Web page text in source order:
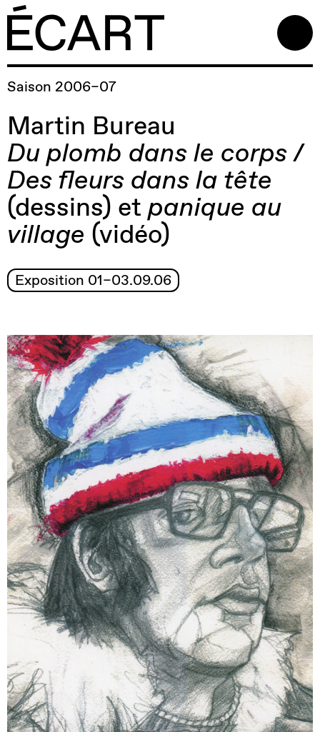
Saison 2006–07
Martin Bureau
Du plomb dans le corps /
Des fleurs dans la tête
(dessins) et panique au
village (vidéo)
Exposition 01–03.09.06